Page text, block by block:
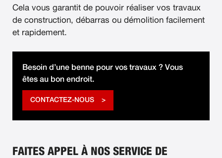
Cela vous garantit de pouvoir réaliser vos travaux
de construction, débarras ou démolition facilement
et rapidement.
Besoin d’une benne pour vos travaux ? Vous
êtes au bon endroit.
CONTACTEZ-NOUS
FAITES APPEL À NOS SERVICE DE